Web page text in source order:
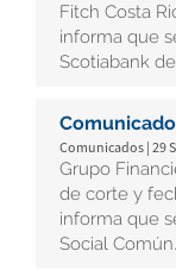
Fitch Costa
informa que
Scotiabank
Comunicados | 29
Grupo
de corte y
informa que
Social Común.